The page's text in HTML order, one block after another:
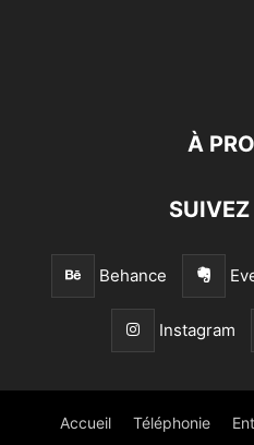
À
Behance
Instagram
Accueil Téléphonie